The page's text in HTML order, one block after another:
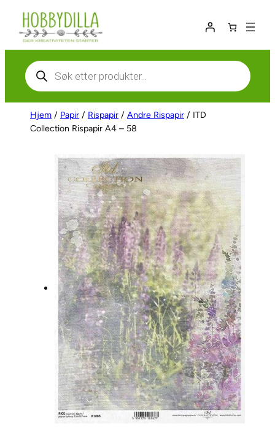
Hopp
innhold
Products
search
Hjem / Papir / Rispapir / Andre Rispapir / ITD
Collection Rispapir A4 – 58